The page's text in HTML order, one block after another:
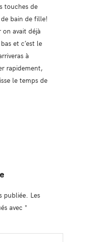
touches de
bain de fille!
on avait déjà
et c’est le
à
rapidement,
le temps de
publiée. Les
avec *